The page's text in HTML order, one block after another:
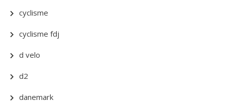
cyclisme
cyclisme fdj
d velo
d2
danemark